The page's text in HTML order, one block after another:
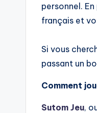
personnel.
français et
Si vous
passant un
Comment
Sutom Jeu,